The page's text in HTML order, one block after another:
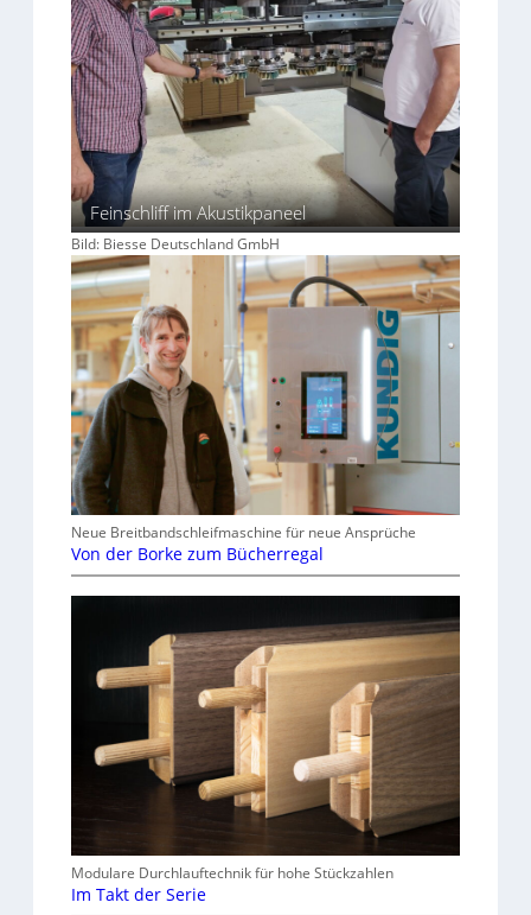
Feinschliff im Akustikpaneel
Bild: Biesse Deutschland GmbH
Neue Breitbandschleifmaschine für neue Ansprüche
Von der Borke zum Bücherregal
Modulare Durchlauftechnik für hohe Stückzahlen
Im Takt der Serie